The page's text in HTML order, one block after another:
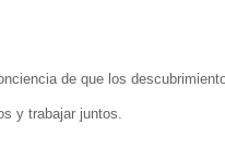
de que los
y trabajar juntos.